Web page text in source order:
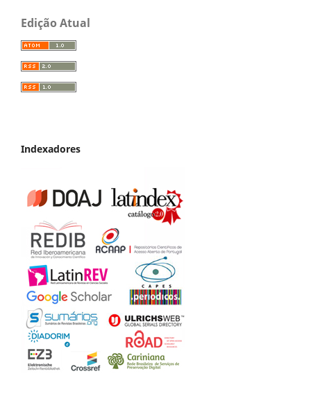
Edição Atual
Indexadores